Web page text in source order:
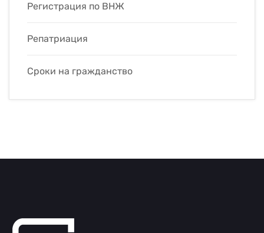
Регистрация по ВНЖ
Репатриация
Сроки на гражданство